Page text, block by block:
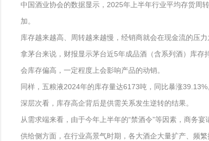
中国酒业协会的数据显示，2025年上半年行业平均存货周
加。
库存越来越高、周转越来越慢，经销商就会在现金流的压
拿茅台来说，财报显示茅台近5年成品酒（含系列酒）库
会库存偏高，一定程度上会影响产品的动销。
同样，五粮液2024年的库存量达6173吨，同比暴涨
深层次看，库存高企背后是供需关系发生逆转的结果。
从需求端来看，由于今年上半年的“禁酒令”等因素，商务
供给侧方面，在行业高景气时期，各大酒企大量扩产、频